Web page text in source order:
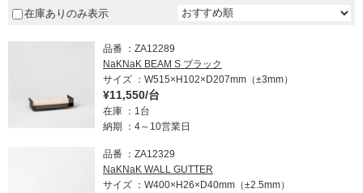
在庫ありのみ表示
品番
ZA12289
NaKNaK BEAM S ブラック
サイズ
W515×H102×D207mm（±3mm）
¥11,550/台
在庫
1台
納期
4～10営業日
品番
ZA12329
NaKNaK WALL GUTTER
サイズ
W400×H26×D40mm（±2.5mm）